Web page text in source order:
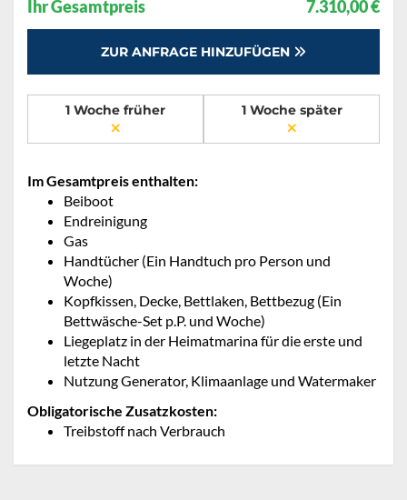
Ihr Gesamtpreis 7.310,00 €
ZUR ANFRAGE HINZUFÜGEN
1 Woche früher 1 Woche später
Im Gesamtpreis enthalten:
Beiboot
Endreinigung
Gas
Handtücher (Ein Handtuch pro Person und
Woche)
Kopfkissen, Decke, Bettlaken, Bettbezug (Ein
Bettwäsche-Set p.P. und Woche)
Liegeplatz in der Heimatmarina für die erste und
letzte Nacht
Nutzung Generator, Klimaanlage und Watermaker
Obligatorische Zusatzkosten:
Treibstoff nach Verbrauch